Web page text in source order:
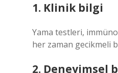
1. Klinik bilgi
Yama testleri,
her zaman gecikmeli
2. Deneyimsel